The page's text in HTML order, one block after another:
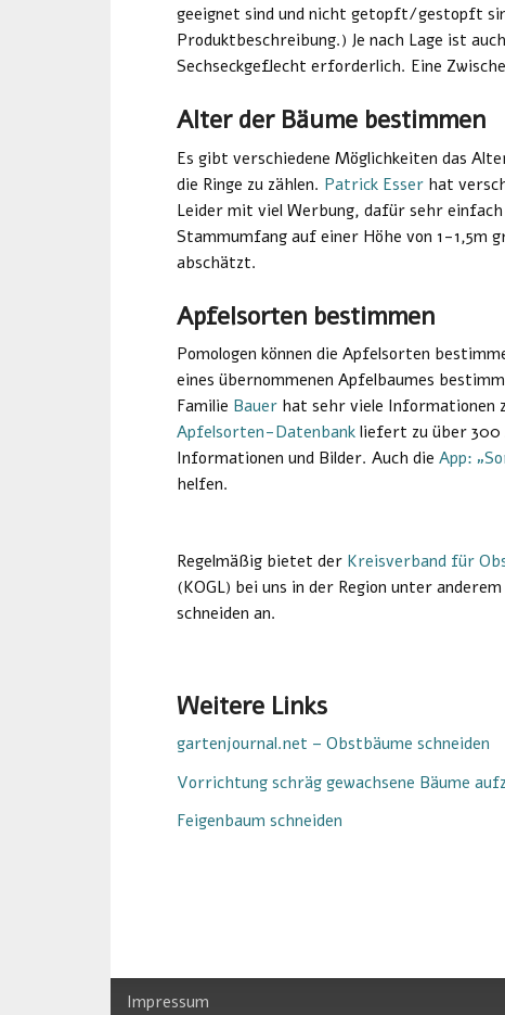
geeignet sind und nicht getopft/gestopft
Produktbeschreibung.) Je nach Lage ist
Sechseckgeflecht erforderlich. Eine
Alter der Bäume bestimmen
Es gibt verschiedene Möglichkeiten das
die Ringe zu zählen. Patrick Esserhat
Leider mit viel Werbung, dafür sehr
Stammumfang auf einer Höhe von 1-1,5m
abschätzt.
Apfelsorten bestimmen
Pomologen können die Apfelsorten
eines übernommenen Apfelbaumes
Familie Bauerhat sehr viele Informationen
Apfelsorten-Datenbankliefert zu über 300
Informationen und Bilder. Auch die App:
helfen.
Regelmäßig bietet der Kreisverband für
(KOGL) bei uns in der Region unter
schneiden an.
Weitere Links
gartenjournal.net – Obstbäume schneiden
Vorrichtung schräg gewachsene Bäume
Feigenbaum schneiden
Impressum